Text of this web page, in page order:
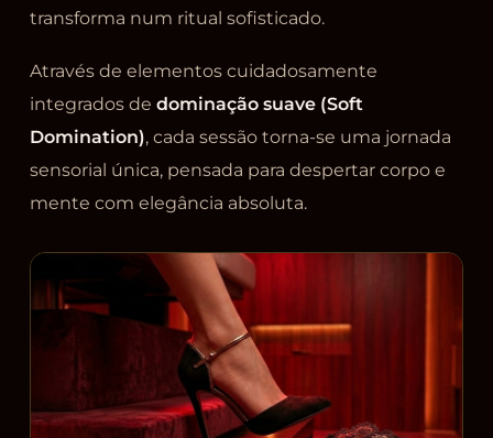
transforma num ritual sofisticado.
Através de elementos cuidadosamente
integrados de dominação suave (Soft
Domination), cada sessão torna-se uma jornada
sensorial única, pensada para despertar corpo e
mente com elegância absoluta.